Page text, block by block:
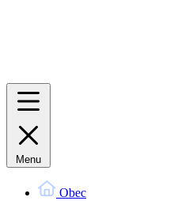
Menu
Obec